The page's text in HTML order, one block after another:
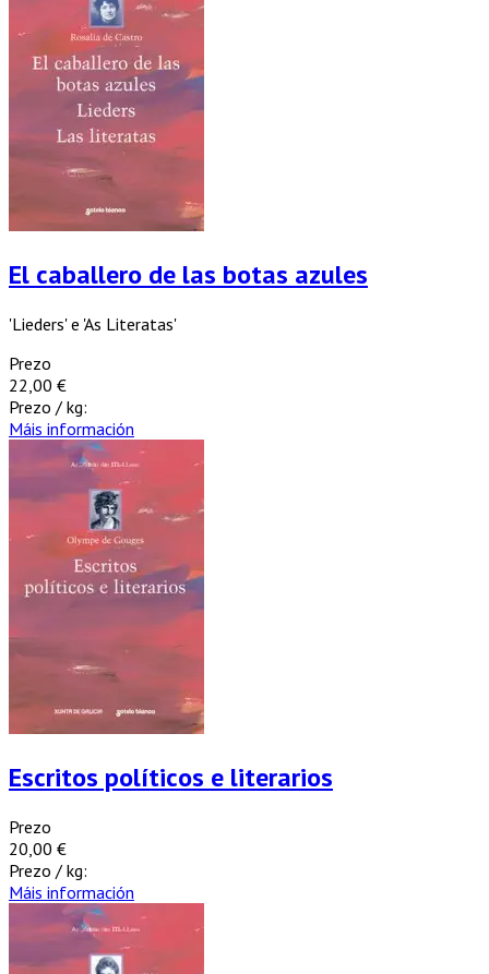
El caballero de las botas azules
'Lieders' e 'As Literatas'
Prezo
22,00 €
Prezo / kg:
Máis información
Escritos políticos e literarios
Prezo
20,00 €
Prezo / kg:
Máis información